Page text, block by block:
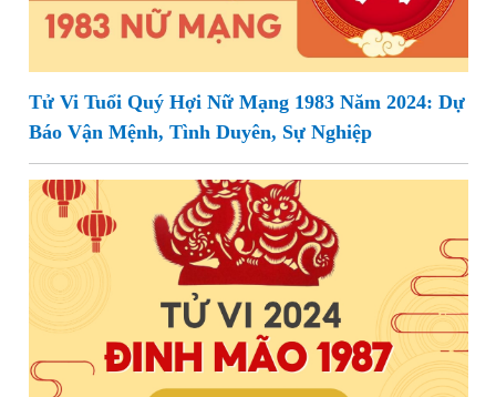
Tử Vi Tuổi Quý Hợi Nữ Mạng 1983 Năm 2024: Dự
Báo Vận Mệnh, Tình Duyên, Sự Nghiệp